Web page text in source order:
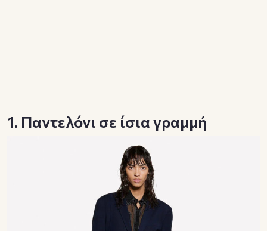
1. Παντελόνι σε ίσια γραμμή